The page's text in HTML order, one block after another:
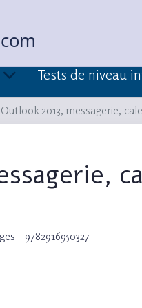
Tests de niveau
2013, messagerie,
- 9782916950327